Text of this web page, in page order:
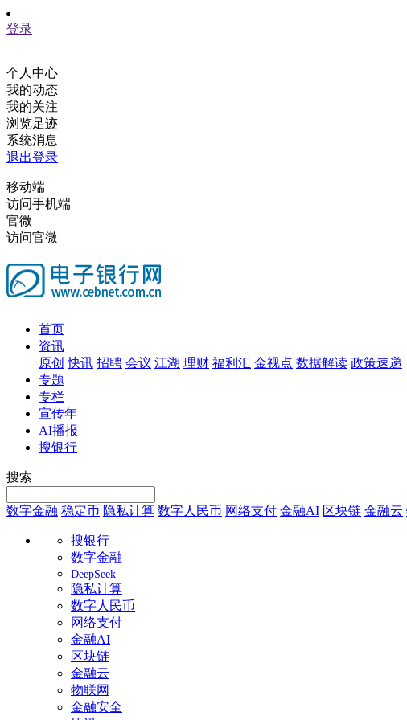
登录
个人中心
我的动态
我的关注
浏览足迹
系统消息
退出登录
移动端
访问手机端
官微
访问官微
首页
资讯
原创 快讯 招聘 会议 江湖 理财 福利汇 金视点 数据解读 政策速递
专题
专栏
宣传年
AI播报
搜银行
搜索
数字金融 稳定币 隐私计算 数字人民币 网络支付 金融AI 区块链 金融云
搜银行
数字金融
DeepSeek
隐私计算
数字人民币
网络支付
金融AI
区块链
金融云
物联网
金融安全